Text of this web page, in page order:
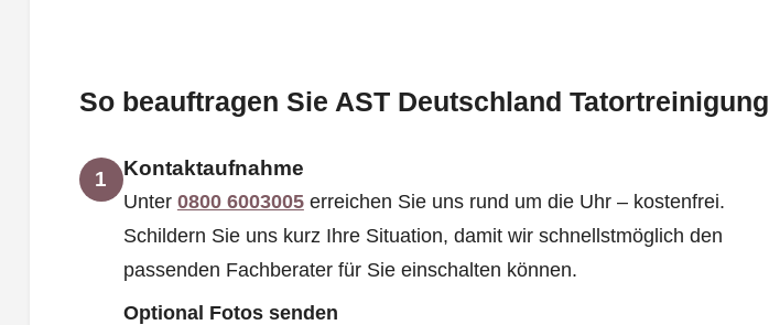
So beauftragen Sie AST Deutschland Tatortreinigung
1 Kontaktaufnahme
Unter 0800 6003005erreichen Sie uns rund um die Uhr – kostenfrei.
Schildern Sie uns kurz Ihre Situation, damit wir schnellstmöglich den
passenden Fachberater für Sie einschalten können.
Optional Fotos senden